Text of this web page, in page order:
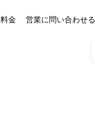
料金 営業に問い合わせる